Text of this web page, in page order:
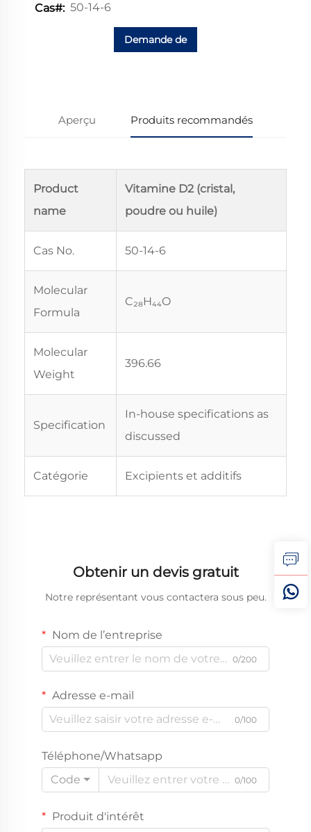
Cas#: 50-14-6
Demande de
Aperçu Produits recommandés
Product
name
Vitamine D2 (cristal,
poudre ou huile)
Cas No. 50-14-6
Molecular
Formula
C₂₈H₄₄O
Molecular
Weight
396.66
Specification
In-house specifications as
discussed
Catégorie Excipients et additifs
Obtenir un devis gratuit
Notre représentant vous contactera sous peu.
Nom de l’entreprise
0/200
Adresse e-mail
0/100
Téléphone/Whatsapp
Code
0/100
Produit d'intérêt